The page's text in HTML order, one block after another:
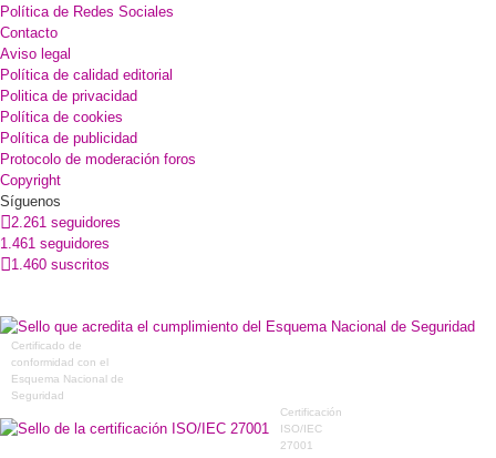
Política de Redes Sociales
Contacto
Aviso legal
Política de calidad editorial
Politica de privacidad
Política de cookies
Política de publicidad
Protocolo de moderación foros
Copyright
Síguenos
2.261 seguidores
1.461 seguidores
1.460 suscritos
Certificado de
conformidad con el
Esquema Nacional de
Seguridad
Certificación
ISO/IEC
27001